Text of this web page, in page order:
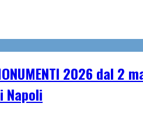
2026 dal
Napoli